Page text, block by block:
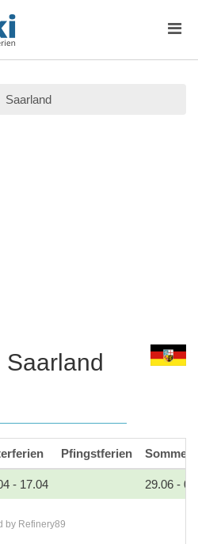
Saarland
Pfingstferien
- 17.04 29.06 -
by Refinery89